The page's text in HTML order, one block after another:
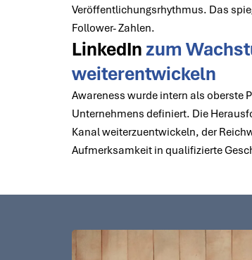
Veröffentlichungsrhythmus. Das
Follower- Zahlen.
LinkedInzum
weiterentwickeln
Awareness wurde intern als oberste
Unternehmens definiert. Die
Kanal weiterzuentwickeln, der
Aufmerksamkeit in qualifizierte